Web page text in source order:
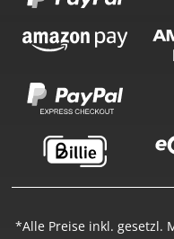
*Alle Preise inkl. gesetzl.